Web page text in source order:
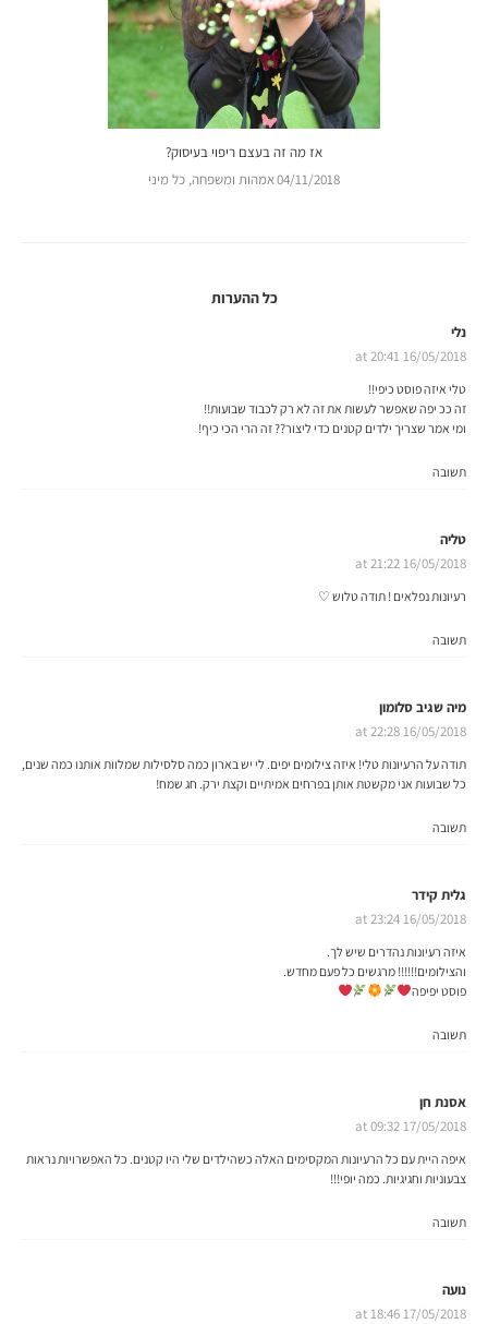
אז מה זה בעצם ריפוי בעיסוק?
04/11/2018אמהות ומשפחה, כל מיני
נלי
16/05/2018 at 20:41
טלי איזה פוסט כיפי!!
זה ככ יפה שאפשר לעשות את זה לא רק לכבוד שבועות!!
ומי אמר שצריך ילדים קטנים כדי ליצור?? זה הרי הכי כיף!
טליה
16/05/2018 at 21:22
רעיונות נפלאים ! תודה טלוש ♡
מיה שגיב סלומון
16/05/2018 at 22:28
תודה על הרעיונות טלי! איזה צילומים יפים. לי יש בארון כמה סלסילות שמלוות אותנו כמה שנים,
כל שבועות אני מקשטת אותן בפרחים אמיתיים וקצת ירק. חג שמח!
גלית קידר
16/05/2018 at 23:24
איזה רעיונות נהדרים שיש לך.
והצילומים!!!!!! מרגשים כל פעם מחדש.
פוסט יפיפה⁦
אסנת חן
17/05/2018 at 09:32
איפה היית עם כל הרעיונות המקסימים האלה כשהילדים שלי היו קטנים. כל האפשרויות נראות
צבעוניות וחגיגיות. כמה יופי!!!
נועה
17/05/2018 at 18:46